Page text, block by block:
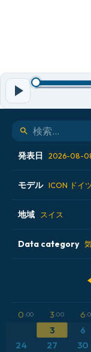
発表日 2026-08-
2026-08-07 06
2026-08-07 12 UTC
2026-08-07 18
モデル ICON ドイ
ALADIN CZ 2.3 km
ECMWF AIFS [AI]
ICON
地域 スイス
オーストリア
フランス
Data category
0 :00 3:00 6
3 6
24
27 30